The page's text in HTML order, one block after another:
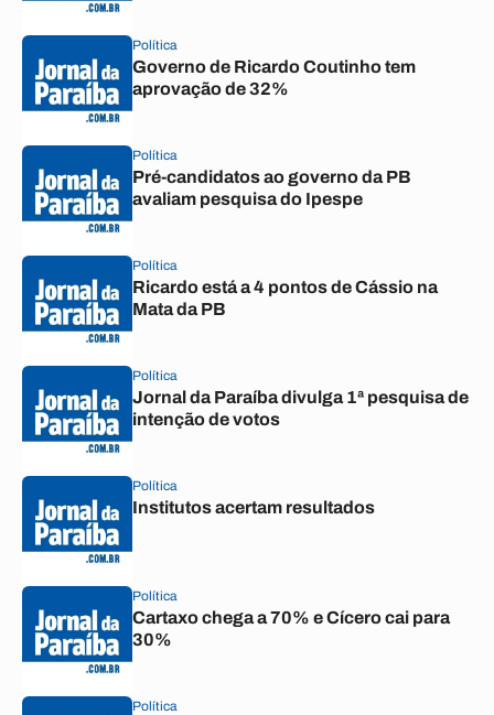
Política
Governo de Ricardo Coutinho tem
aprovação de 32%
Política
Pré-candidatos ao governo da PB
avaliam pesquisa do Ipespe
Política
Ricardo está a 4 pontos de Cássio na
Mata da PB
Política
Jornal da Paraíba divulga 1ª pesquisa de
intenção de votos
Política
Institutos acertam resultados
Política
Cartaxo chega a 70% e Cícero cai para
30%
Política